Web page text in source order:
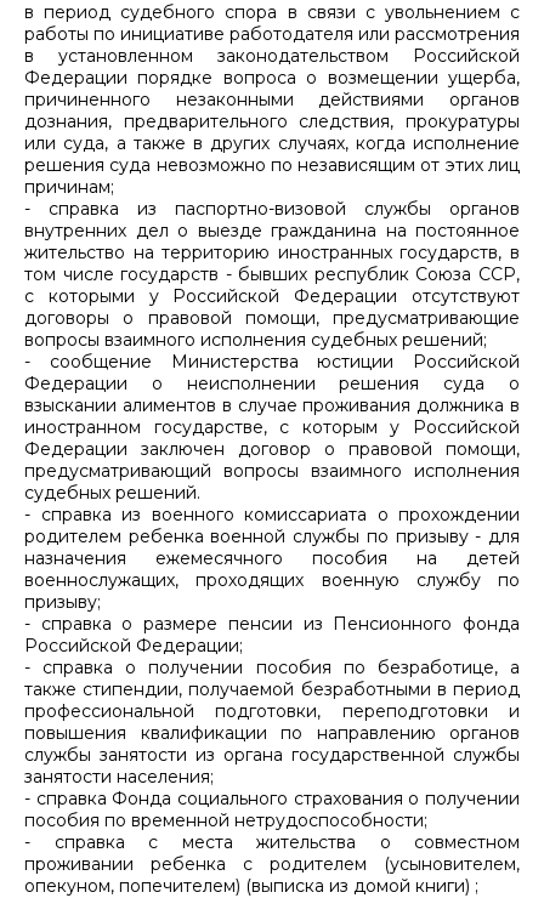
в период судебного спора в связи с увольнением с
работы по инициативе работодателя или рассмотрения
в установленном законодательством Российской
Федерации порядке вопроса о возмещении ущерба,
причиненного незаконными действиями органов
дознания, предварительного следствия, прокуратуры
или суда, а также в других случаях, когда исполнение
решения суда невозможно по независящим от этих лиц
причинам;
- справка из паспортно-визовой службы органов
внутренних дел о выезде гражданина на постоянное
жительство на территорию иностранных государств, в
том числе государств - бывших республик Союза ССР,
с которыми у Российской Федерации отсутствуют
договоры о правовой помощи, предусматривающие
вопросы взаимного исполнения судебных решений;
- сообщение Министерства юстиции Российской
Федерации о неисполнении решения суда о
взыскании алиментов в случае проживания должника в
иностранном государстве, с которым у Российской
Федерации заключен договор о правовой помощи,
предусматривающий вопросы взаимного исполнения
судебных решений.
- справка из военного комиссариата о прохождении
родителем ребенка военной службы по призыву - для
назначения ежемесячного пособия на детей
военнослужащих, проходящих военную службу по
призыву;
- справка о размере пенсии из Пенсионного фонда
Российской Федерации;
- справка о получении пособия по безработице, а
также стипендии, получаемой безработными в период
профессиональной подготовки, переподготовки и
повышения квалификации по направлению органов
службы занятости из органа государственной службы
занятости населения;
- справка Фонда социального страхования о получении
пособия по временной нетрудоспособности;
- справка с места жительства о совместном
проживании ребенка с родителем (усыновителем,
опекуном, попечителем) (выписка из домой книги) ;